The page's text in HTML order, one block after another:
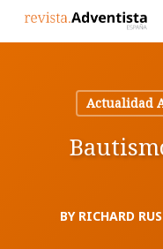
Actualidad
BY RICHARD